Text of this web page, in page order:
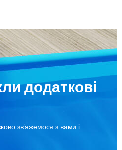
додаткові
зв'яжемося з вами і